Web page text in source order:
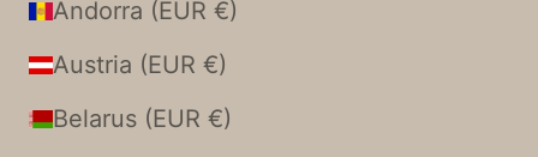
Andorra (EUR €)
Austria (EUR €)
Belarus (EUR €)